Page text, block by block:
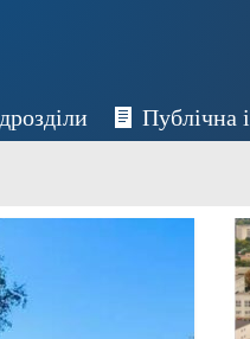
Публічна